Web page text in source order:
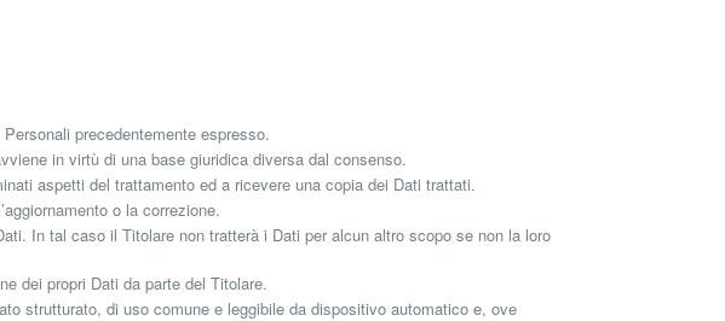
precedentemente espresso.
in virtù di una base giuridica diversa dal consenso.
aspetti del trattamento ed a ricevere una copia dei Dati trattati.
o la correzione.
In tal caso il Titolare non tratterà i Dati per alcun altro scopo se non la loro
dei propri Dati da parte del Titolare.
strutturato, di uso comune e leggibile da dispositivo automatico e, ove